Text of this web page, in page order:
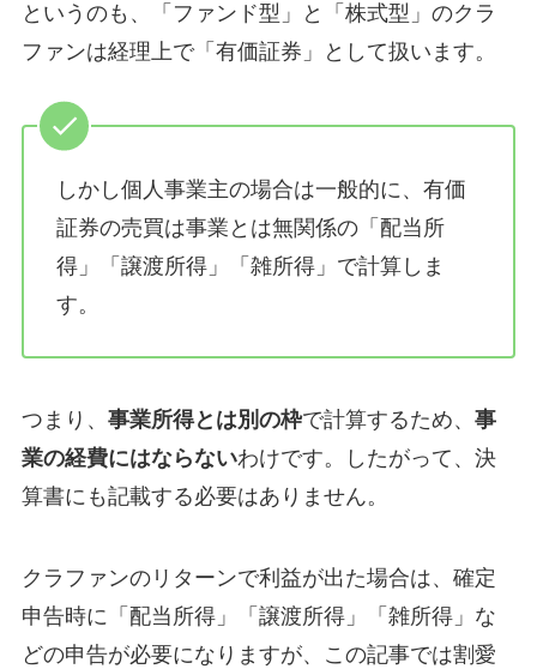
というのも、「ファンド型」と「株式型」のクラ
ファンは経理上で「有価証券」として扱います。
しかし個人事業主の場合は一般的に、有価
証券の売買は事業とは無関係の「配当所
得」「譲渡所得」「雑所得」で計算しま
す。
つまり、 事業所得とは別の枠で計算するため、 事
業の経費にはならないわけです。したがって、決
算書にも記載する必要はありません。
クラファンのリターンで利益が出た場合は、確定
申告時に「配当所得」「譲渡所得」「雑所得」な
どの申告が必要になりますが、この記事では割愛